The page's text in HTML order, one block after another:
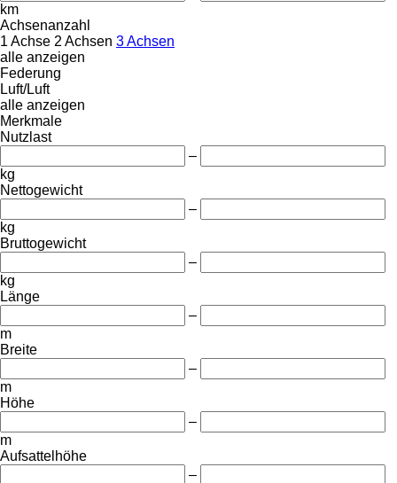
km
Achsenanzahl
1 Achse 2 Achsen 3 Achsen
alle anzeigen
Federung
Luft/Luft
alle anzeigen
Merkmale
Nutzlast
–
kg
Nettogewicht
–
kg
Bruttogewicht
–
kg
Länge
–
m
Breite
–
m
Höhe
–
m
Aufsattelhöhe
–